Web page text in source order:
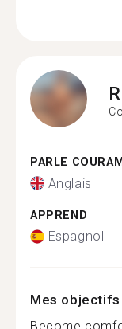
PARLE
Anglais
APPREND
Espagnol
Mes